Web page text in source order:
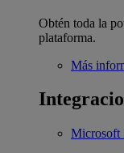
Obtén toda la
plataforma.
Más
Microsoft